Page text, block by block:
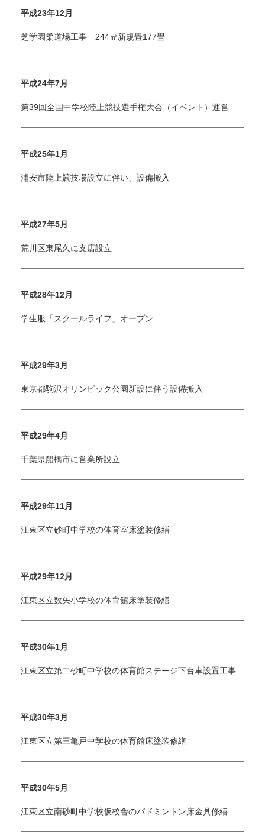
平成23年12月
芝学園柔道場工事 244㎡新規畳177畳
平成24年7月
第39回全国中学校陸上競技選手権大会（イベント）運営
平成25年1月
浦安市陸上競技場設立に伴い、設備搬入
平成27年5月
荒川区東尾久に支店設立
平成28年12月
学生服「スクールライフ」オープン
平成29年3月
東京都駒沢オリンピック公園新設に伴う設備搬入
平成29年4月
千葉県船橋市に営業所設立
平成29年11月
江東区立砂町中学校の体育室床塗装修繕
平成29年12月
江東区立数矢小学校の体育館床塗装修繕
平成30年1月
江東区立第二砂町中学校の体育館ステージ下台車設置工事
平成30年3月
江東区立第三亀戸中学校の体育館床塗装修繕
平成30年5月
江東区立南砂町中学校仮校舎のバドミントン床金具修繕